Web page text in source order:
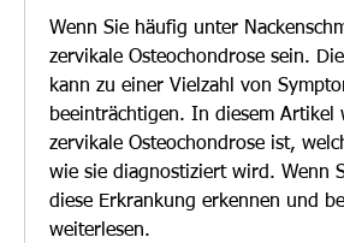
Wenn Sie häufig unter
zervikale Osteochondrose sein.
kann zu einer Vielzahl von
beeinträchtigen. In diesem
zervikale Osteochondrose ist,
wie sie diagnostiziert wird. Wenn
diese Erkrankung erkennen und
weiterlesen.